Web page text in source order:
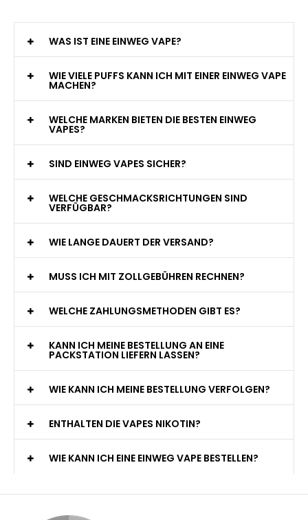
WAS IST EINE EINWEG VAPE?
WIE VIELE PUFFS KANN ICH MIT EINER EINWEG VAPE
MACHEN?
WELCHE MARKEN BIETEN DIE BESTEN EINWEG
VAPES?
SIND EINWEG VAPES SICHER?
WELCHE GESCHMACKSRICHTUNGEN SIND
VERFÜGBAR?
WIE LANGE DAUERT DER VERSAND?
MUSS ICH MIT ZOLLGEBÜHREN RECHNEN?
WELCHE ZAHLUNGSMETHODEN GIBT ES?
KANN ICH MEINE BESTELLUNG AN EINE
PACKSTATION LIEFERN LASSEN?
WIE KANN ICH MEINE BESTELLUNG VERFOLGEN?
ENTHALTEN DIE VAPES NIKOTIN?
WIE KANN ICH EINE EINWEG VAPE BESTELLEN?